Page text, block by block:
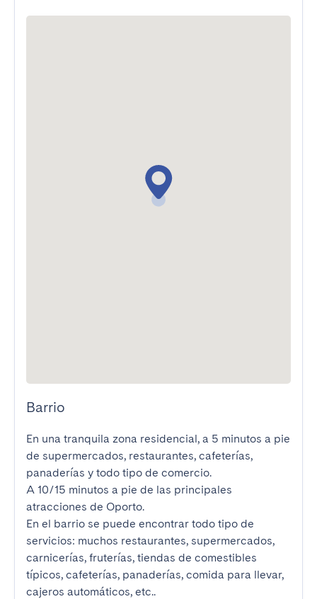
Barrio
En una tranquila zona residencial, a 5 minutos a pie
de supermercados, restaurantes, cafeterías,
panaderías y todo tipo de comercio.
A 10/15 minutos a pie de las principales
atracciones de Oporto.
En el barrio se puede encontrar todo tipo de
servicios: muchos restaurantes, supermercados,
carnicerías, fruterías, tiendas de comestibles
típicos, cafeterías, panaderías, comida para llevar,
cajeros automáticos, etc..